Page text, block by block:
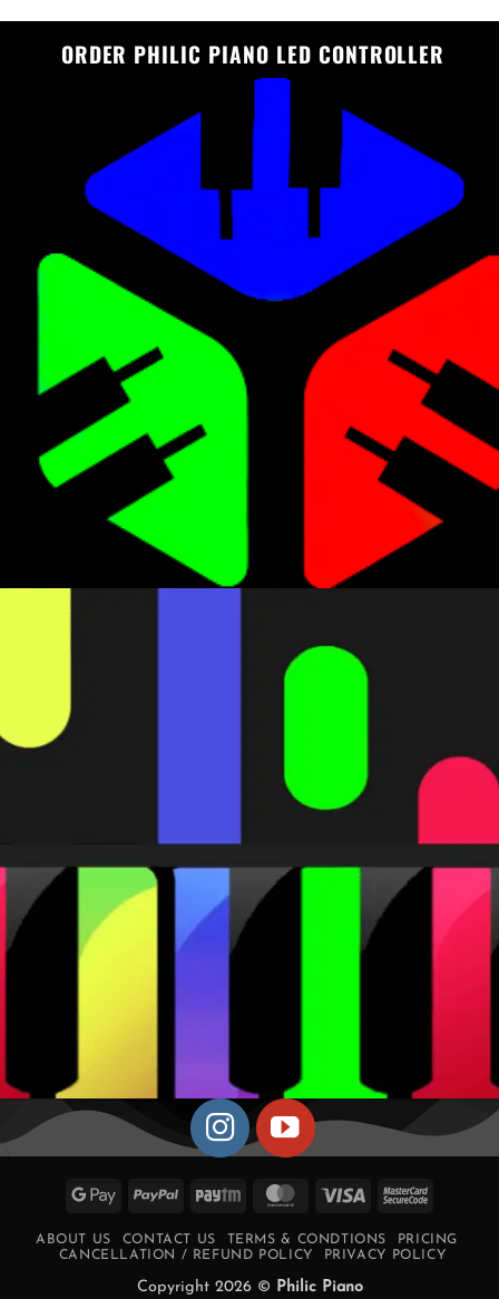
ORDER PHILIC PIANO LED CONTROLLER
Google PayPal Paytm MasterCard
Visa
ABOUT US CONTACT US TERMS & CONDTIONS
PRICING
CANCELLATION / REFUND POLICY
PRIVACY POLICY
Copyright 2026 © Philic Piano